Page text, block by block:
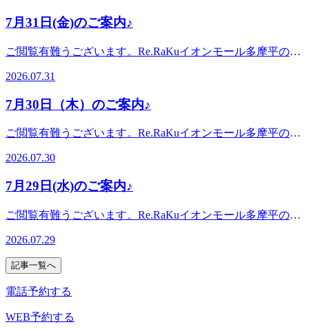
2-4-1 イオンモール多摩平の森3FRe.Ra.Ku イオンモール多摩
駅・日野駅・立川駅からもアクセス◎高幡不動・南平からは
平図書館から徒歩10分圏内。〈電話番号〉042-843-1147 ※
オンラインで△や×と表示されていてもご案内出来る場合が
あります。お気軽にお問い合わせください^^
ひ整えにいらしてください。本日も空きがございます。ぜひ
お越しください(^^♪・*.。・*.。・*.。・*.。・*.。・。
。。・*.。・*.。・*『肩甲骨ケア&amp;骨盤ストレッチ』を
～21時(20時20分最終受付)〈住所〉日野市多摩平2-4-1 イオン
〈アクセス〉JR中央線豊田駅から徒歩5分八王子駅・日野
利用がオススメ♪飛鳥ドライビングスクール・多摩平図書館
ンで△や×と表示されていてもご案内出来る場合がありま
す。お気軽にお問い合わせください^^
空きがございます。12:00--21:00がご案内可能となっており
ます。。・*.。・*.。・*.。・*.。・*.。・。。・*.。・
まりましたね。いかがお過ごしでしょうか？リラクの夏の風
物詩「爽快ヘッドスパ」の季節です！まだお試しではない方
泡でアロマの香りで「ひんやりリラックス」頭だけでなくフ
ットケアやハンドケアにもお付けできます。本日もまだ空き
がございます。ぜひお越しください(^^♪良い1日をお過ごし
*.。・*『肩甲骨ケア&amp;骨盤ストレッチ』を取り入れたリ
20分最終受付)〈住所〉日野市多摩平2-4-1 イオンモール多摩
JR中央線豊田駅から徒歩5分八王子駅・日野駅・立川駅から
♪飛鳥ドライビングスクール・多摩平図書館から徒歩10分圏
内。〈電話番号〉042-843-1147 ※オンラインで△や×と表示
されていてもご案内出来る場合があります。お気軽にお問い
合わせください^^
7月31日(金)のご案内♪
ご閲覧有難うございます。Re.RaKuイオンモール多摩平の森
*.。・*7月31日(金) 空き情報のお知らせです!以下の時間帯に
空きがございます。11:50-21:00がご案内可能となっておりま
す。。・*.。・*.。・*.。・*.。・*.。・。。・*.。・*.。・
*『肩甲骨ケア&amp;骨盤ストレッチ』を取り入れたリラク
系ボディケア♪〈営業時間〉終日:10時00分～21時(20時20分
森3FRe.Ra.Ku イオンモール多摩平の森店〈アクセス〉JR中
央線豊田駅から徒歩5分八王子駅・日野駅・立川駅からもア
クセス◎高幡不動・南平からは車でのご利用がオススメ♪飛
〈電話番号〉042-843-1147※オンラインで△や×と表示され
せください^^
2026.07.31
7月30日（木）のご案内♪
ご閲覧有難うございます。Re.RaKuイオンモール多摩平の森
*.。・*7月30日(木) 空き情報のお知らせです!以下の時間帯に
空きがございます。11:00--21:00がご案内可能となっており
ます。。・*.。・*.。・*.。・*.。・*.。・。。・*.。・
い日が続きますね。いかがお過ごしでしょうか？7月も約1ヵ
月位…そろそろお疲れを感じるころではないでしょうか？こ
の暑さで寝苦しかったり、また冷房で冷やし過ぎてしまった
り自律神経も乱れがちです。この機会にボディケアを受けて
「巡り」を良くしていきたいですね！本日まだ空きがござい
ます(^_-)-☆ぜひお越しください(^^♪良い1日をお過ごしくだ
*『肩甲骨ケア&amp;骨盤ストレッチ』を取り入れたリラク
2026.07.30
7月29日(水)のご案内♪
ご閲覧有難うございます。Re.RaKuイオンモール多摩平の森
*.。・*7月29日(水) 空き情報のお知らせです!以下の時間帯に
空きがございます。10:10-12:4014:00-17:0018:00-20:00 がご案
内可能となっております。。・*.。・*.。・*.。・*.。・
*.。・。。・*.。・*.。・*・*.。・*.。・*.。・*.。・
ッチ』を取り入れたリラク系ボディケア♪〈営業時間〉終
2026.07.29
記事一覧へ
電話予約する
WEB予約する